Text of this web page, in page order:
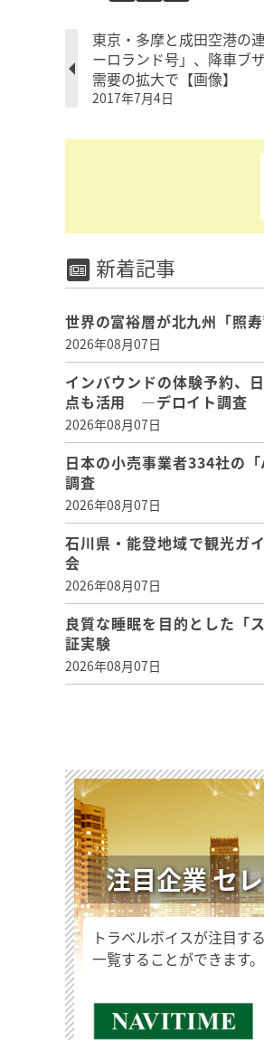
東京・多摩と成田空港の
ーロランド号」、降車ブ
需要の拡大で【画像】
2017年7月4日
新着記事
世界の富裕層が北九州「照
2026年08月07日
インバウンドの体験予約、
点も活用 ―デロイト調査
2026年08月07日
日本の小売事業者334社の
調査
2026年08月07日
石川県・能登地域で観光ガ
会
2026年08月07日
良質な睡眠を目的とした「
証実験
2026年08月07日
注目企業 セ
トラベルボイスが注目す
一覧することができます。